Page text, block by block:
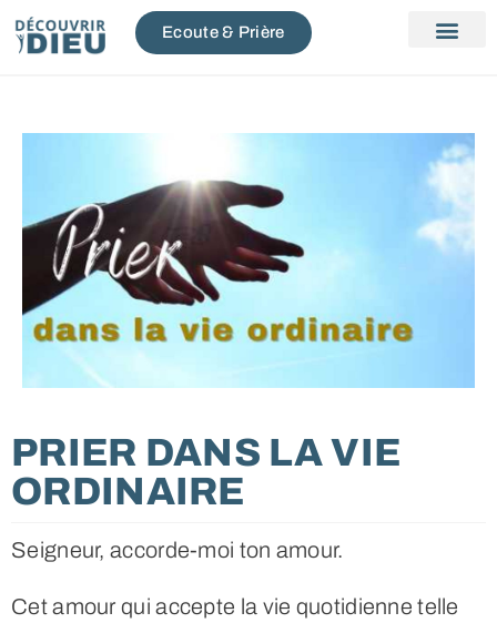
Ecoute & Prière
PRIER DANS LA VIE
ORDINAIRE
Seigneur, accorde-moi ton amour.
Cet amour qui accepte la vie quotidienne telle